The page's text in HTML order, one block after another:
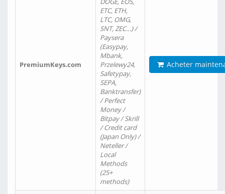
PremiumKeys.com
ETC, ETH,
LTC, OMG,
SNT, ZEC…) /
Paysera
(Easypay,
Mbank,
Przelewy24,
Safetypay,
SEPA,
Banktransfer)
/ Perfect
Money /
Bitpay / Skrill
/ Credit card
(Japan Only) /
Neteller /
Local
Methods
(25+
methods)
Acheter